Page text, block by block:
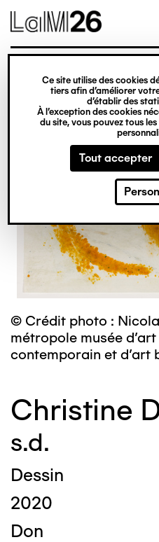
Gestion des cookies
Ce site utilise des cookies
tiers afin d’améliorer
d’établir des
À l’exception des cookies
du site, vous pouvez tous
Tout accepter
contenu
© Crédit photo :
métropole musée
contemporain et d’art
Christine
s.d.
Dessin
2020
Don